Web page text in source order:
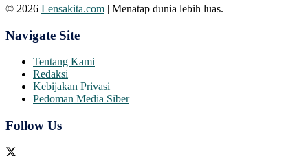
© 2026 Lensakita.com | Menatap dunia lebih luas.
Navigate Site
Tentang Kami
Redaksi
Kebijakan Privasi
Pedoman Media Siber
Follow Us